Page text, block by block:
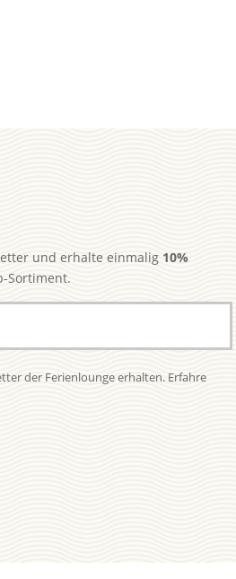
und erhalte einmalig 10%
Sortiment.
der Ferienlounge erhalten. Erfahre